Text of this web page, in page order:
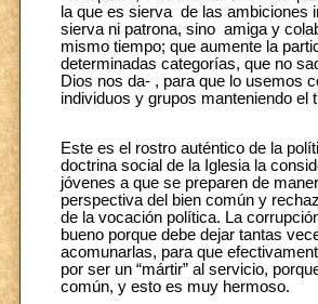
la que es sierva de las ambiciones
sierva ni patrona, sino amiga y
mismo tiempo; que aumente la
determinadas categorías, que no
Dios nos da- , para que lo usemos
individuos y grupos manteniendo el
Este es el rostro auténtico de la
doctrina social de la Iglesia la
jóvenes a que se preparen de
perspectiva del bien común y
de la vocación política. La
bueno porque debe dejar tantas
acomunarlas, para que
por ser un “mártir” al servicio,
común, y esto es muy hermoso.